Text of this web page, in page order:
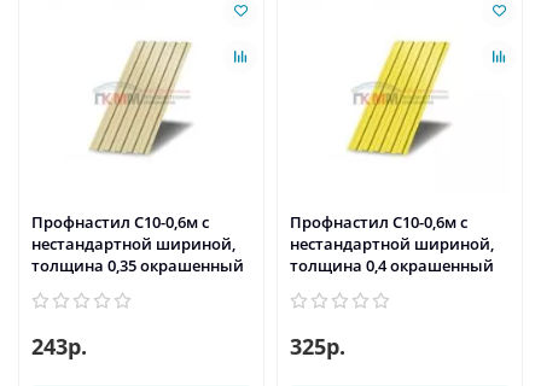
Профнастил С10-0,6м с
нестандартной шириной,
толщина 0,35 окрашенный
243р.
Профнастил С10-0,6м с
нестандартной шириной,
толщина 0,4 окрашенный
325р.